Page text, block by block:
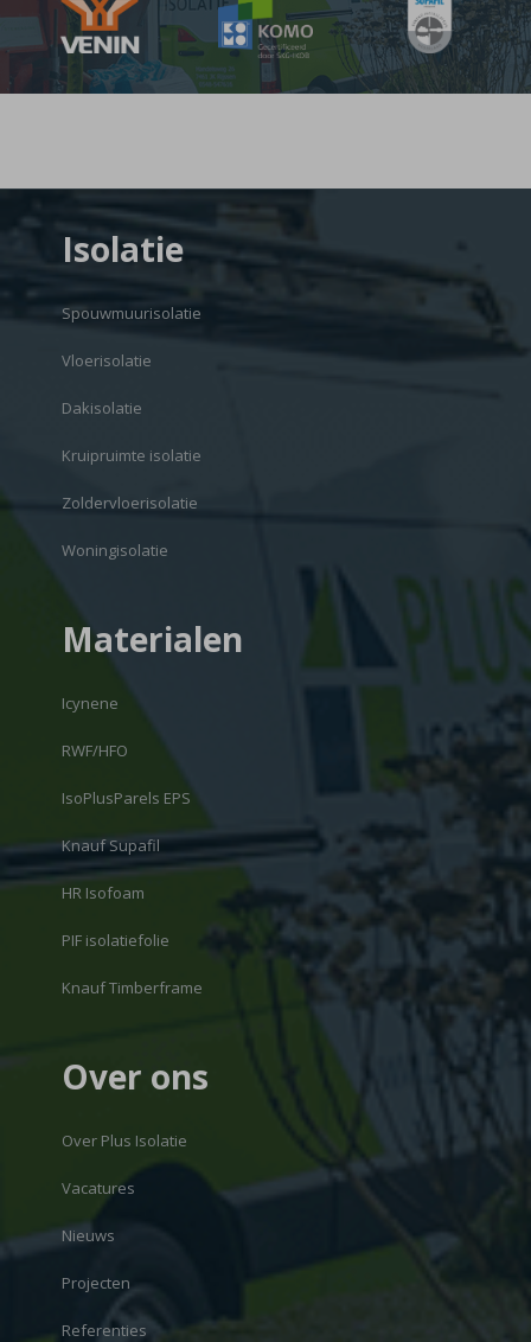
Isolatie
Spouwmuurisolatie
Vloerisolatie
Dakisolatie
Kruipruimte isolatie
Zoldervloerisolatie
Woningisolatie
Materialen
Icynene
RWF/HFO
IsoPlusParels EPS
Knauf Supafil
HR Isofoam
PIF isolatiefolie
Knauf Timberframe
Over ons
Over Plus Isolatie
Vacatures
Nieuws
Projecten
Referenties